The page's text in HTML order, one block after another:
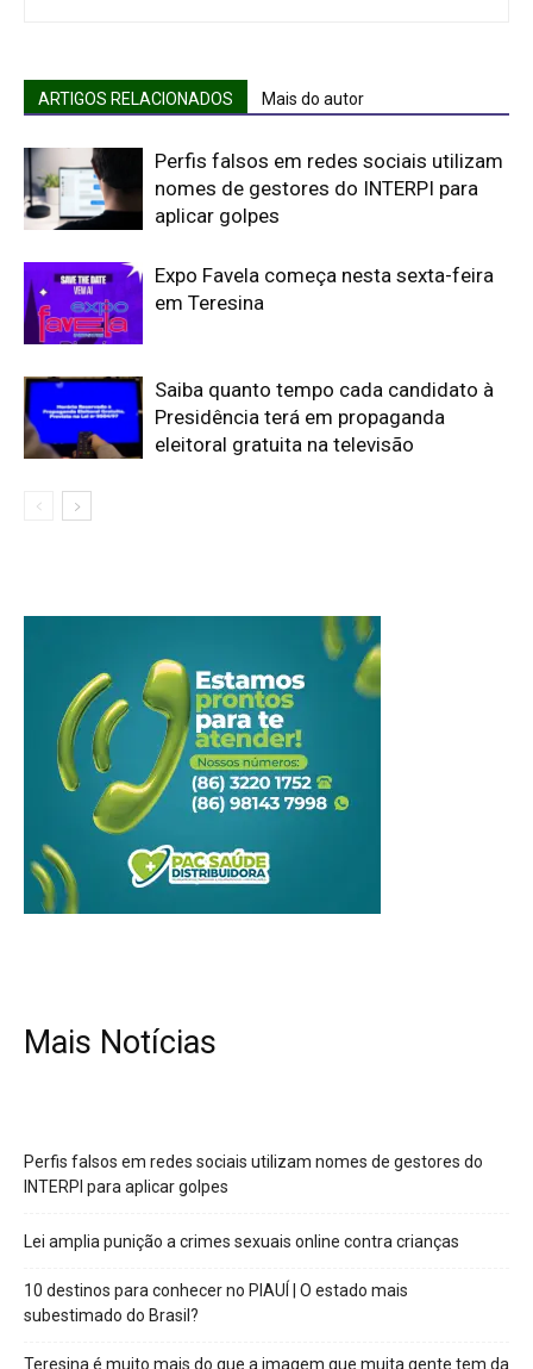
ARTIGOS RELACIONADOS Mais do autor
Perfis falsos em redes sociais utilizam
nomes de gestores do INTERPI para
aplicar golpes
Expo Favela começa nesta sexta-feira
em Teresina
Saiba quanto tempo cada candidato à
Presidência terá em propaganda
eleitoral gratuita na televisão
Mais Notícias
Perfis falsos em redes sociais utilizam nomes de gestores do
INTERPI para aplicar golpes
Lei amplia punição a crimes sexuais online contra crianças
10 destinos para conhecer no PIAUÍ | O estado mais
subestimado do Brasil?
Teresina é muito mais do que a imagem que muita gente tem da